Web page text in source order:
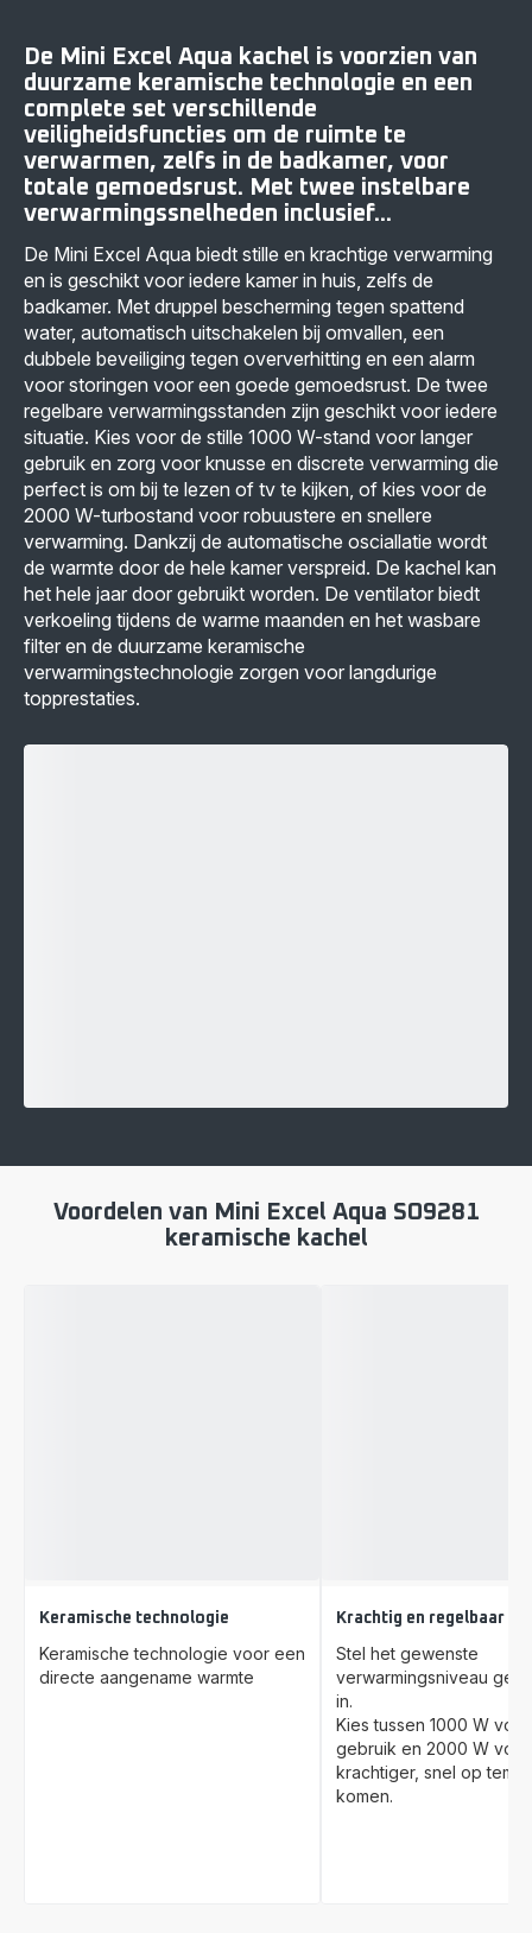
De Mini Excel Aqua kachel is voorzien van
duurzame keramische technologie en een
complete set verschillende
veiligheidsfuncties om de ruimte te
verwarmen, zelfs in de badkamer, voor
totale gemoedsrust. Met twee instelbare
verwarmingssnelheden inclusief...
De Mini Excel Aqua biedt stille en krachtige verwarming
en is geschikt voor iedere kamer in huis, zelfs de
badkamer. Met druppel bescherming tegen spattend
water, automatisch uitschakelen bij omvallen, een
dubbele beveiliging tegen oververhitting en een alarm
voor storingen voor een goede gemoedsrust. De twee
regelbare verwarmingsstanden zijn geschikt voor iedere
situatie. Kies voor de stille 1000 W-stand voor langer
gebruik en zorg voor knusse en discrete verwarming die
perfect is om bij te lezen of tv te kijken, of kies voor de
2000 W-turbostand voor robuustere en snellere
verwarming. Dankzij de automatische osciallatie wordt
de warmte door de hele kamer verspreid. De kachel kan
het hele jaar door gebruikt worden. De ventilator biedt
verkoeling tijdens de warme maanden en het wasbare
filter en de duurzame keramische
verwarmingstechnologie zorgen voor langdurige
topprestaties.
Voordelen van Mini Excel Aqua SO9281
keramische kachel
Keramische technologie
Keramische technologie voor een
directe aangename warmte
Krachtig en regelbaar
Stel het gewenste
verwarmingsniveau
in.
Kies tussen 1000 W
gebruik en 2000 W voor
krachtiger, snel op
komen.